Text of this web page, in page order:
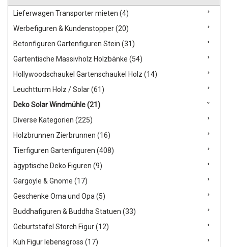
Lieferwagen Transporter mieten (4)
Werbefiguren & Kundenstopper (20)
Betonfiguren Gartenfiguren Stein (31)
Gartentische Massivholz Holzbänke (54)
Hollywoodschaukel Gartenschaukel Holz (14)
Leuchtturm Holz / Solar (61)
Deko Solar Windmühle (21)
Diverse Kategorien (225)
Holzbrunnen Zierbrunnen (16)
Tierfiguren Gartenfiguren (408)
ägyptische Deko Figuren (9)
Gargoyle & Gnome (17)
Geschenke Oma und Opa (5)
Buddhafiguren & Buddha Statuen (33)
Geburtstafel Storch Figur (12)
Kuh Figur lebensgross (17)